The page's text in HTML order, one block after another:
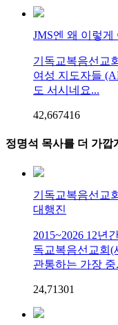
JMS엔 왜 이렇
기독교복음선교
여성 지도자들
도 서시네요...
42,667416
정명석 목사를 더 가깝
기독교복음선교
대행진
2015~2026 12년
독교복음선교회(
관통하는 가장 중
24,71301